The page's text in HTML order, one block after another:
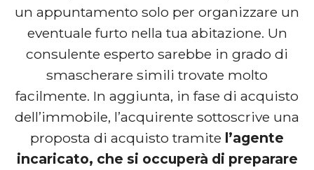
un appuntamento solo per organizzare un
eventuale furto nella tua abitazione. Un
consulente esperto sarebbe in grado di
smascherare simili trovate molto
facilmente. In aggiunta, in fase di acquisto
dell’immobile, l’acquirente sottoscrive una
proposta di acquisto tramite l’agente
incaricato, che si occuperà di preparare